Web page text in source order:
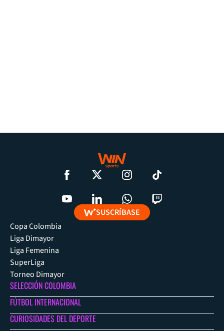
SUSCRÍBASE
Copa Colombia
Liga Dimayor
Liga Femenina
SuperLiga
Torneo Dimayor
SELECCIÓN COLOMBIA
FÚTBOL INTERNACIONAL
CURIOSIDADES DEL DEPORTE